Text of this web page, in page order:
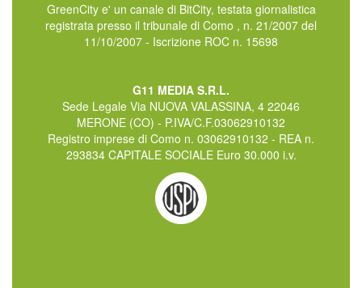
GreenCity e' un canale di BitCity, testata giornalistica
registrata presso il tribunale di Como , n. 21/2007 del
11/10/2007 - Iscrizione ROC n. 15698
G11 MEDIA S.R.L.
Sede Legale Via NUOVA VALASSINA, 4 22046
MERONE (CO) - P.IVA/C.F.03062910132
Registro imprese di Como n. 03062910132 - REA n.
293834 CAPITALE SOCIALE Euro 30.000 i.v.